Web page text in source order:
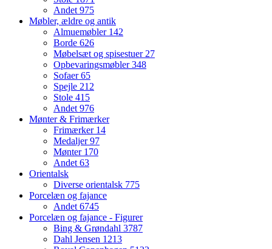
Andet 975
Møbler, ældre og antik
Almuemøbler 142
Borde 626
Møbelsæt og spisestuer 27
Opbevaringsmøbler348
Sofaer65
Spejle 212
Stole 415
Andet 976
Mønter & Frimærker
Frimærker 14
Medaljer97
Mønter 170
Andet 63
Orientalsk
Diverse orientalsk 775
Porcelæn og fajance
Andet 6745
Porcelæn og fajance - Figurer
Bing & Grøndahl 3787
Dahl Jensen 1213